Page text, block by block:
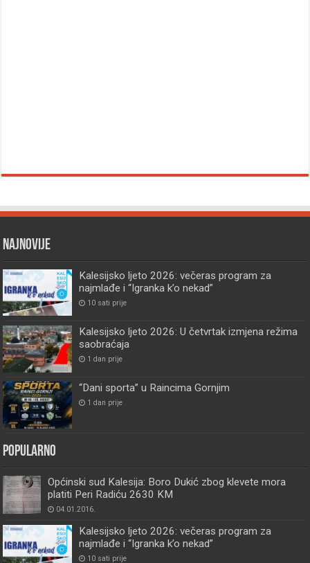
Najnovije
Kalesijsko ljeto 2026: večeras program za
najmlađe i “Igranka k’o nekad”
10 sati prije
Kalesijsko ljeto 2026: U četvrtak izmjena režima
saobraćaja
1 dan prije
“Dani sporta” u Raincima Gornjim
1 dan prije
Popularno
Općinski sud Kalesija: Boro Dukić zbog klevete mora
platiti Peri Radiću 2630 KM
04.01.2016.
Kalesijsko ljeto 2026: večeras program za
najmlađe i “Igranka k’o nekad”
10 sati prije